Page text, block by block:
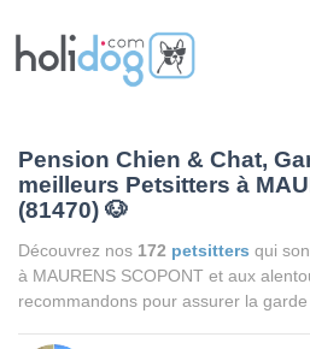
Pension Chien & Chat,
meilleurs Petsitters à
(81470) 🐶
Découvrez nos 172 petsitters qui
à MAURENS SCOPONT et aux
recommandons pour assurer la